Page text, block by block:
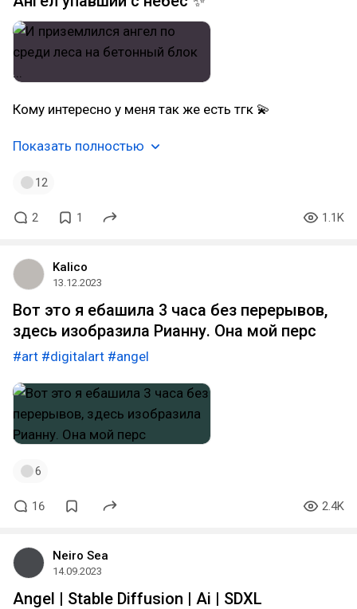
Кому интересно у меня так же есть тгк 💫
Показать полностью
12
2 1 1.1K
Kalico
13.12.2023
Вот это я ебашила 3 часа без перерывов,
здесь изобразила Рианну. Она мой перс
#art #digitalart #angel
6
16 2.4K
Neiro Sea
14.09.2023
Angel | Stable Diffusion | Ai | SDXL⁠⁠